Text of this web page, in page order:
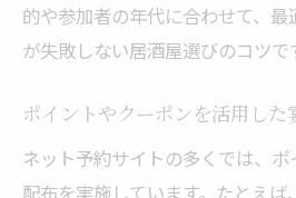
的や参加者の年代に合わせて、
が失敗しない居酒屋選びのコツで
ポイントやクーポンを活用した
ネット予約サイトの多くでは、
配布を実施しています。たとえ